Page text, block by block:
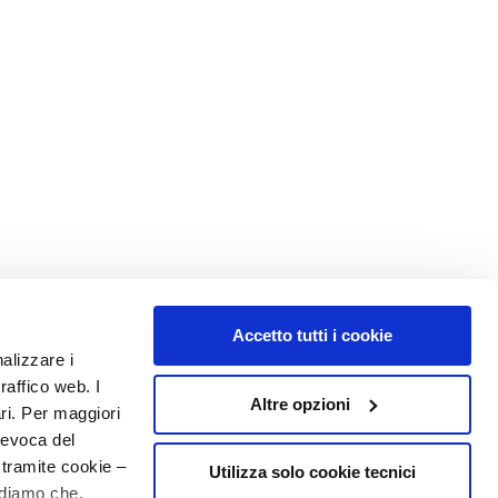
i
web. I
Per maggiori
del
cookie –
che,
Accetto tutti i cookie
Altre opzioni
Utilizza solo cookie tecnici